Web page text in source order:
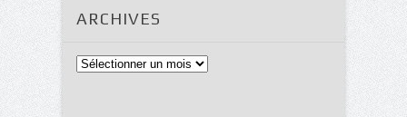
ARCHIVES
Archives